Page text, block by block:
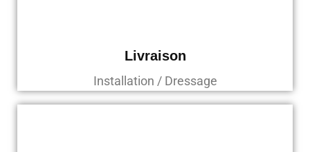
Livraison
Installation / Dressage